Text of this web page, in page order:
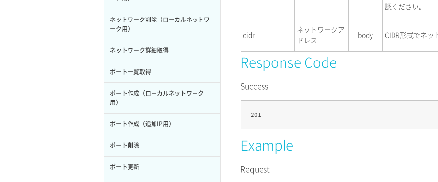
サーバーメタデータ更新（ネームタグ
変更）
サーバー一覧取得
サーバー作成
サーバー再構築（OS再インストール）
サーバー利用状況グラフ（CPU）
サーバー利用状況グラフ（ディスク
IO）
サーバー利用状況グラフ（トラフィッ
ク）
ネットワーク削除（ローカルネットワ
ーク用）
ネットワーク詳細取得
ポート一覧取得
ポート作成（ローカルネットワーク
用）
ポート作成（追加IP用）
ポート削除
ポート更新
認ください。
cidr
ネットワークア
ドレス
body CIDR形式でネッ
Response Code
Success
Example
Request